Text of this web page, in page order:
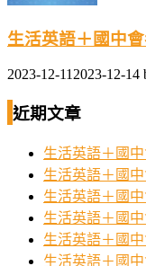
生活英語＋國中
2023-12-11 2023-12-14
近期文章
生活英語＋國
生活英語＋國
生活英語＋國
生活英語＋國
生活英語＋國
生活英語＋國